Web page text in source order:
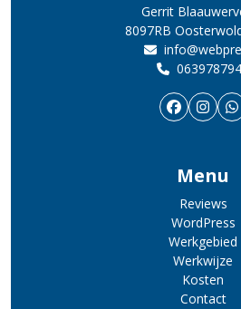
Gerrit
8097RB
Menu
Reviews
WordPress
Werkgebied
Werkwijze
Kosten
Contact